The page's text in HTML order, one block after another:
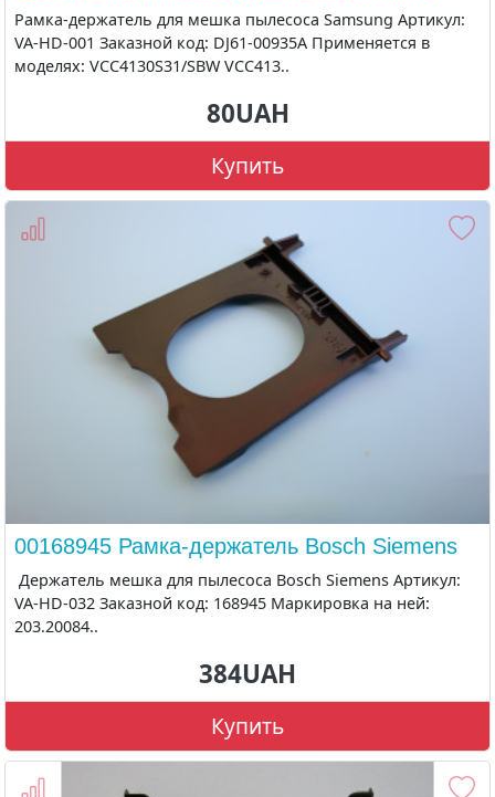
Рамка-держатель для мешка пылесоса Samsung Артикул:
VA-HD-001 Заказной код: DJ61-00935A Применяется в
моделях: VCC4130S31/SBW VCC413..
80UAH
Купить
00168945 Рамка-держатель Bosch Siemens
Держатель мешка для пылесоса Bosch Siemens Артикул:
VA-HD-032 Заказной код: 168945 Маркировка на ней:
203.20084..
384UAH
Купить